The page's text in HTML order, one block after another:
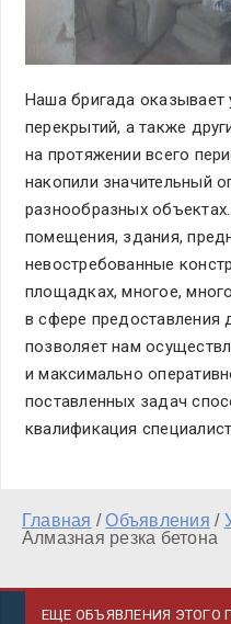
Наша бригада оказывает
перекрытий, а также
на протяжении всего
накопили значительный
разнообразных
помещения, здания,
невостребованные
площадках, многое,
в сфере предоставления
позволяет нам
и максимально
поставленных задач
квалификация
Главная /Объявления /
Алмазная резка бетона
ЕЩЕ ОБЪЯВЛЕНИЯ ЭТОГО